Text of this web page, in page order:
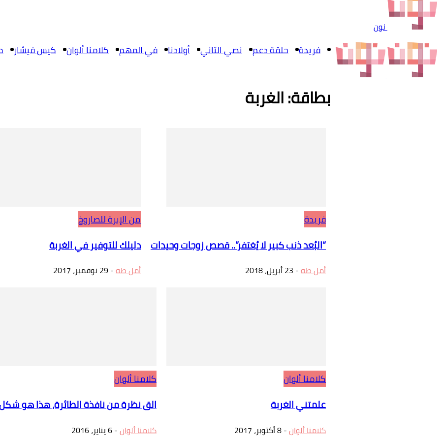
نون
فريدة حلقة دعم نصي التاني أولادنا في المهم كلامنا ألوان كيس فيشار
بطاقة: الغربة
فريدة
“البُعد ذنب كبير لا يُغتفر”.. قصص زوجات وحيدات
أمل طه- 23 أبريل، 2018
من الإبرة للصاروخ
دليلك للتوفير في الغربة
أمل طه-29 نوفمبر، 2017
كلامنا ألوان
علمتني الغربة
كلامنا ألوان-8 أكتوبر، 2017
كلامنا ألوان
الق نظرة من نافذة الطائرة، هذا هو
كلامنا ألوان-6 يناير، 2016